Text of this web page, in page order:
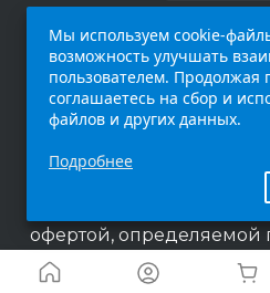
интернет-сайт (
исключительно
ни при каких условиях
офертой, определяемой
437 п.2 Гражданского
Мы используем cookie-
возможность улучшать
пользователем. Продолжая
соглашаетесь на сбор и
файлов и других данных.
Подробнее